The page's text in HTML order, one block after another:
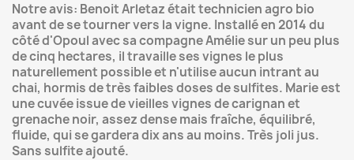
Notre avis: Benoit Arletaz était technicien agro bio
avant de se tourner vers la vigne. Installé en 2014 du
côté d'Opoul avec sa compagne Amélie sur un peu plus
de cinq hectares, il travaille ses vignes le plus
naturellement possible et n'utilise aucun intrant au
chai, hormis de très faibles doses de sulfites. Marie est
une cuvée issue de vieilles vignes de carignan et
grenache noir, assez dense mais fraîche, équilibré,
fluide, qui se gardera dix ans au moins. Très joli jus.
Sans sulfite ajouté.